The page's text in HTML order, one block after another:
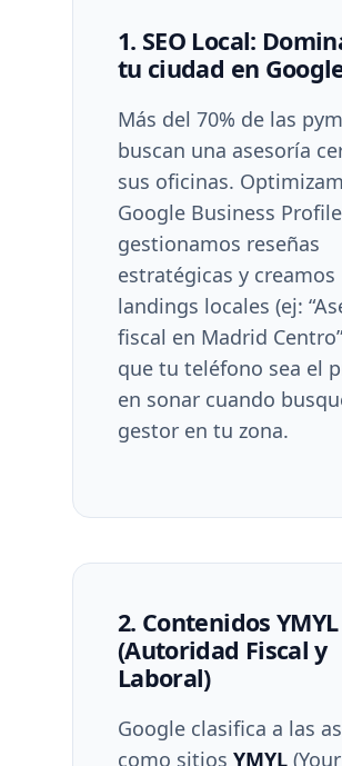
1. SEO Local:
tu ciudad en
Más del 70% de las
buscan una asesoría
sus oficinas.
Google Business
gestionamos reseñas
estratégicas y creamos
landings locales (ej:
fiscal en Madrid
que tu teléfono sea el
en sonar cuando
gestor en tu zona.
2. Contenidos YMYL
(Autoridad Fiscal y
Laboral)
Google clasifica a las
como sitios YMYL